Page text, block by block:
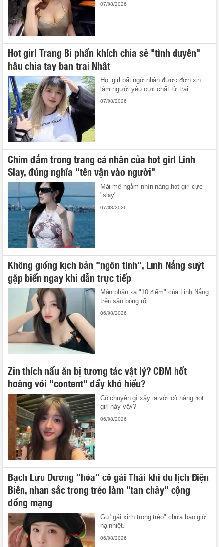
07/08/2026
Hot girl Trang Bi phấn khích chia sẻ "tình duyên"
hậu chia tay bạn trai Nhật
Hot girl bất ngờ nhận được đơn xin
làm người yêu cực chất từ trai ...
07/08/2026
Chìm đắm trong trang cá nhân của hot girl Linh
Slay, đúng nghĩa "tên vận vào người"
Mải mê ngắm nhìn nàng hot girl cực
"slay".
07/08/2026
Không giống kịch bản "ngôn tình", Linh Nắng suýt
gặp biến ngay khi dẫn trực tiếp
Màn phản xạ "10 điểm" của Linh Nắng
trên sân bóng rổ.
06/08/2026
Zin thích nấu ăn bị tương tác vật lý? CĐM hốt
hoảng với "content" đầy khó hiểu?
Có chuyện gì xảy ra với cô nàng hot
girl này vậy?
06/08/2026
Bạch Lưu Dương "hóa" cô gái Thái khi du lịch Điện
Biên, nhan sắc trong trẻo làm "tan chảy" cộng
đồng mạng
Gu "gái xinh trong trẻo" chưa bao giờ
hạ nhiệt.
06/08/2026